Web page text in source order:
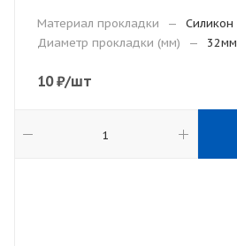
Материал прокладки —
Силикон
Диаметр прокладки (мм)
— 32мм
10₽/шт